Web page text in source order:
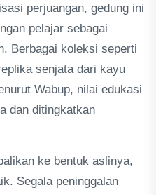
perjuangan, gedung ini
pelajar sebagai
Berbagai koleksi seperti
senjata dari kayu
Wabup, nilai edukasi
dan ditingkatkan
ke bentuk aslinya,
Segala peninggalan